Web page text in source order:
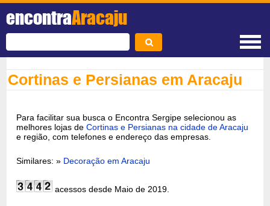
encontraAracaju
Cortinas e Persianas em Aracaju
Para facilitar sua busca o Encontra Sergipe selecionou as
melhores lojas deCortinas e Persianas na cidade de Aracaju
e região, com telefones e endereço das empresas.
Similares: » Decoração em Aracaju
acessos desde Maio de 2019.